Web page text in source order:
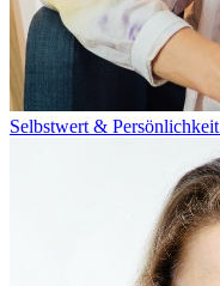
Selbstwert & Persönlichkeit